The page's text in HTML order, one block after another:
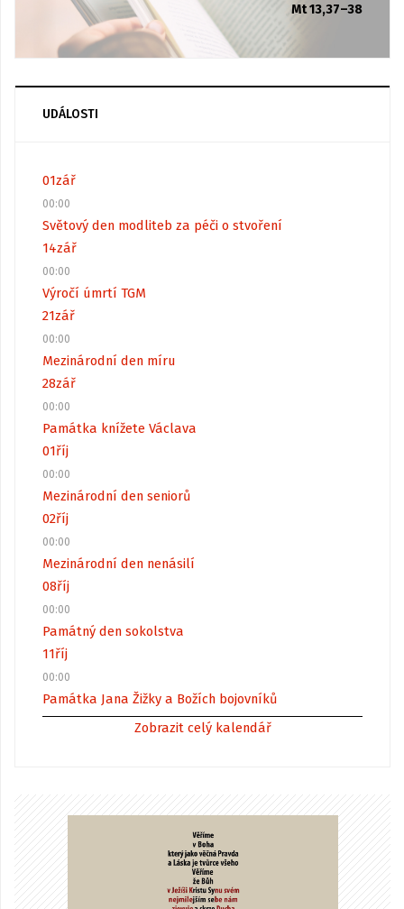
Mt 13,37–38
UDÁLOSTI
01zář
00:00
Světový den modliteb za péči o stvoření
14zář
00:00
Výročí úmrtí TGM
21zář
00:00
Mezinárodní den míru
28zář
00:00
Památka knížete Václava
01říj
00:00
Mezinárodní den seniorů
02říj
00:00
Mezinárodní den nenásilí
08říj
00:00
Památný den sokolstva
11říj
00:00
Památka Jana Žižky a Božích bojovníků
Zobrazit celý kalendář